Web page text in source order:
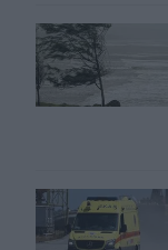
Συνεδρίασε η
8χρονος